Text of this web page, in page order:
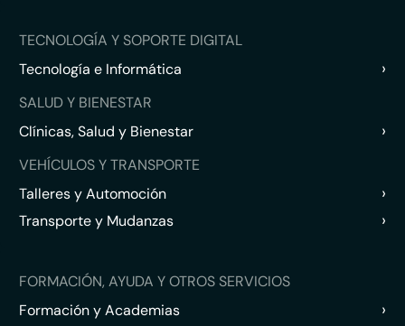
TECNOLOGÍA Y SOPORTE DIGITAL
Tecnología e Informática
›
SALUD Y BIENESTAR
Clínicas, Salud y Bienestar
›
VEHÍCULOS Y TRANSPORTE
Talleres y Automoción
›
Transporte y Mudanzas ›
FORMACIÓN, AYUDA Y OTROS SERVICIOS
Formación y Academias
›